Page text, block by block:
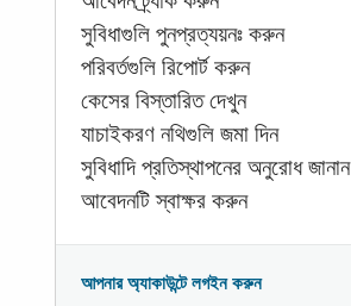
সুবিধাগুলি পুনপ্রত্যয়নঃ করুন
পরিবর্তগুলি রিপোর্ট করুন
কেসের বিস্তারিত দেখুন
যাচাইকরণ নথিগুলি জমা দিন
সুবিধাদি প্রতিস্থাপনের অনুরোধ জানান
আবেদনটি স্বাক্ষর করুন
আপনার অ্যাকাউন্টে লগইন করুন